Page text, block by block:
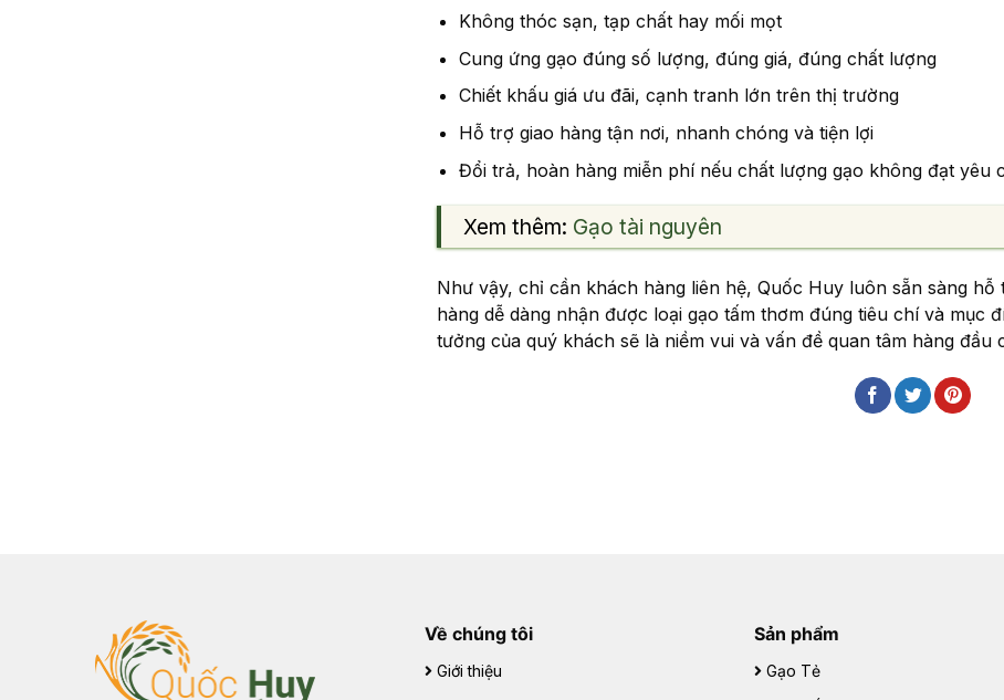
Không thóc sạn, tạp chất hay mối mọt
Cung ứng gạo đúng số lượng, đúng giá, đúng chất lượng
Chiết khấu giá ưu đãi, cạnh tranh lớn trên thị trường
Hỗ trợ giao hàng tận nơi, nhanh chóng và tiện lợi
Đổi trả, hoàn hàng miễn phí nếu chất lượng gạo không đạt yêu
Xem thêm: Gạo tài nguyên
Như vậy, chỉ cần khách hàng liên hệ, Quốc Huy luôn sẵn sàng
hàng dễ dàng nhận được loại gạo tấm thơm đúng tiêu chí và mục
tưởng của quý khách sẽ là niềm vui và vấn đề quan tâm hàng đầu
Về chúng tôi
Giới thiệu
Sản phẩm
Gạo Tẻ